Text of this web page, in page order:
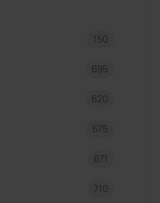
150
695
620
675
671
710